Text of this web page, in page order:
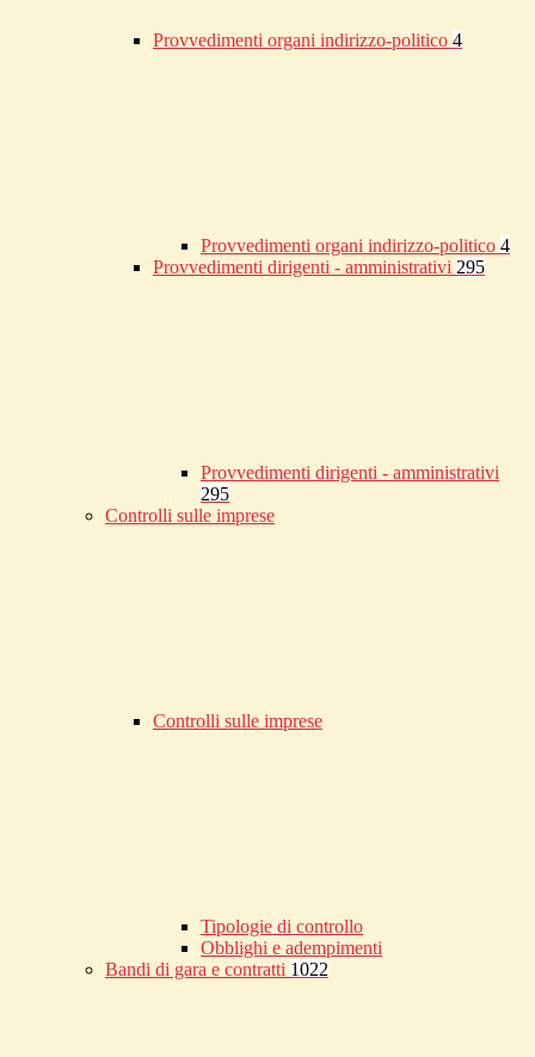
Provvedimenti organi indirizzo-politico 4
Provvedimenti organi indirizzo-politico 4
Provvedimenti dirigenti - amministrativi 295
Provvedimenti dirigenti - amministrativi
295
Controlli sulle imprese
Controlli sulle imprese
Tipologie di controllo
Obblighi e adempimenti
Bandi di gara e contratti 1022